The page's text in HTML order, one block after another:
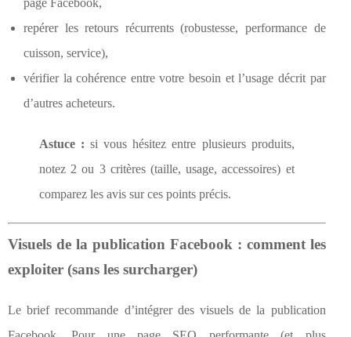
page Facebook,
repérer les retours récurrents (robustesse, performance de
cuisson, service),
vérifier la cohérence entre votre besoin et l’usage décrit par
d’autres acheteurs.
Astuce : si vous hésitez entre plusieurs produits,
notez 2 ou 3 critères (taille, usage, accessoires) et
comparez les avis sur ces points précis.
Visuels de la publication Facebook : comment les
exploiter (sans les surcharger)
Le brief recommande d’intégrer des visuels de la publication